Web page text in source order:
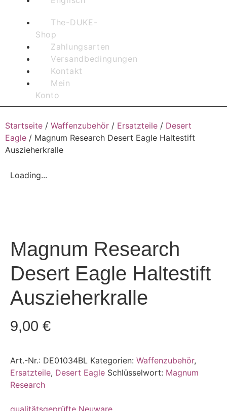
The-DUKE-
Shop
Zahlungsarten
Versandbedingungen
Kontakt
Mein
Konto
Startseite / Waffenzubehör / Ersatzteile / Desert
Eagle / Magnum Research Desert Eagle Haltestift
Auszieherkralle
Loading...
Magnum Research
Desert Eagle Haltestift
Auszieherkralle
9,00 €
Art.-Nr.: DE01034BL Kategorien: Waffenzubehör,
Ersatzteile, Desert Eagle Schlüsselwort: Magnum
Research